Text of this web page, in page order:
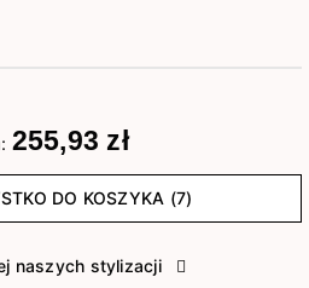
255,93 zł
DO KOSZYKA (7)
naszych stylizacji